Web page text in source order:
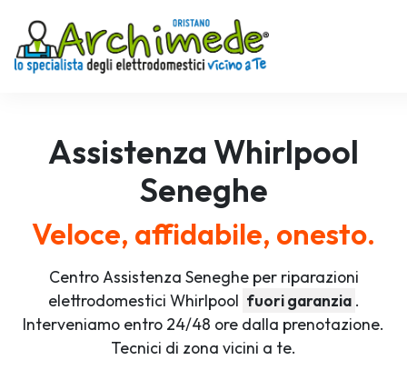
Assistenza Whirlpool
Seneghe
Veloce, affidabile, onesto.
Centro Assistenza Seneghe per riparazioni
elettrodomestici Whirlpool fuori garanzia .
Interveniamo entro 24/48 ore dalla prenotazione.
Tecnici di zona vicini a te.